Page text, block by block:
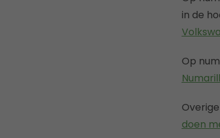
in de
Op
doen